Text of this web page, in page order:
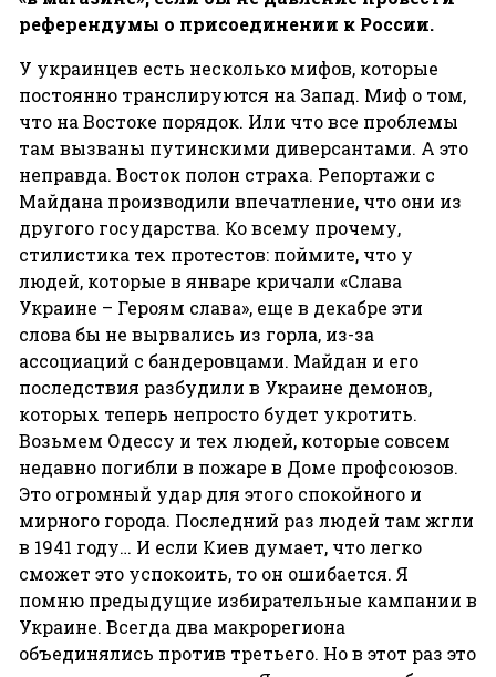
референдумы о присоединении к России.
У украинцев есть несколько мифов, которые
постоянно транслируются на Запад. Миф о том,
что на Востоке порядок. Или что все проблемы
там вызваны путинскими диверсантами. А это
неправда. Восток полон страха. Репортажи с
Майдана производили впечатление, что они из
другого государства. Ко всему прочему,
стилистика тех протестов: поймите, что у
людей, которые в январе кричали «Слава
Украине – Героям слава», еще в декабре эти
слова бы не вырвались из горла, из-за
ассоциаций с бандеровцами. Майдан и его
последствия разбудили в Украине демонов,
которых теперь непросто будет укротить.
Возьмем Одессу и тех людей, которые совсем
недавно погибли в пожаре в Доме профсоюзов.
Это огромный удар для этого спокойного и
мирного города. Последний раз людей там жгли
в 1941 году… И если Киев думает, что легко
сможет это успокоить, то он ошибается. Я
помню предыдущие избирательные кампании в
Украине. Всегда два макрорегиона
объединялись против третьего. Но в этот раз это